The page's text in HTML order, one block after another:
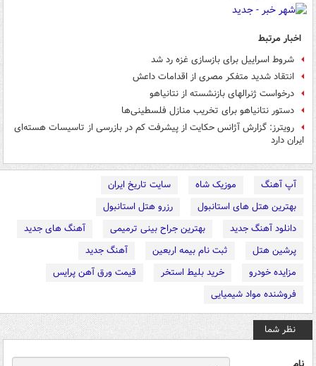
اخبار مرتبط
شروط اسراییل برای بازسازی غزه رد شد
انتقاد شدید متفکر مصری از اقدامات داعش
درخواست ژنرالهای بازنشسته از نتانیاهو
دستور نتانیاهو برای تخریب منازل فلسطینی‌ها
رویترز: گزارش آژانس حکایت از پیشرفت کم در بازرسی از تاسیسات هسته‌ای
ایران دارد
آپ آهنگ موزیک شاه
سایت تاریخ ایران
بهترین هتل های استانبول
رزرو هتل استانبول
دانلود آهنگ جدید
بهترین جراح بینی ترمیمی
آهنگ های جدید
پرشین هتل
ثبت نام بیمه اربعین
آهنگ جدید
مزایده خودرو
خرید بلیط استخر
قیمت ورق آهن پرایس
فروشنده مواد شیمیایی
نظر شما